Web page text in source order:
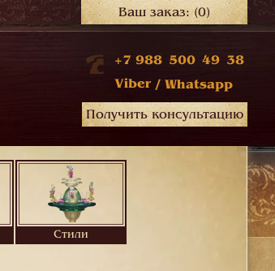
Ваш заказ:(0)
+7 988 500 49 38
Viber / Whatsapp
Получить консультацию
Стили